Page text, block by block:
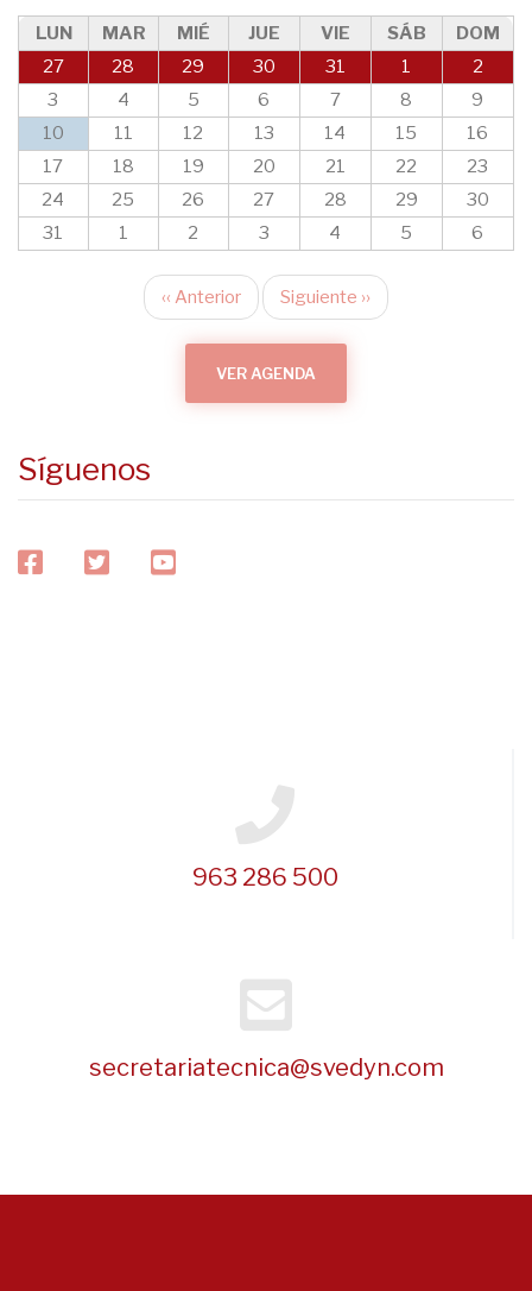
LUN MAR MIÉ JUE VIE SÁB
DOM
27
28 29 30 31 1
2
3
4 5 6 7 8
9
10
11 12 13 14 15
16
17
18 19 20 21 22
23
24
25 26 27 28 29
30
31
1 2 3 4 5 6
Paginación
‹‹ Anterior Siguiente ››
VER AGENDA
Síguenos
facebooktwitteryoutube
963 286 500
secretariatecnica@svedyn.com